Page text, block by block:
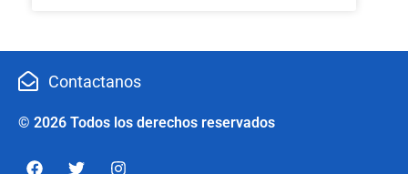
Contactanos
© 2026 Todos los derechos reservados